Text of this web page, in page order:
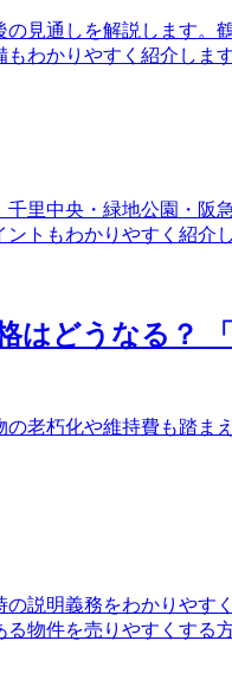
見通しを解説します。
わかりやすく紹介します
里中央・緑地公園・阪
トもわかりやすく紹介し
はどうなる？
老朽化や維持費も踏ま
説明義務をわかりやす
物件を売りやすくする